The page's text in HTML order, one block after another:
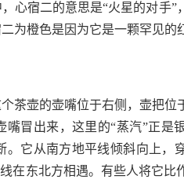
心宿二的意思是“火星的对手”
为橙色是因为它是一颗罕见的
茶壶的壶嘴位于右侧，壶把位
冒出来，这里的“蒸汽”正是
它从南方地平线倾斜向上，
在东北方相遇。有些人将它比